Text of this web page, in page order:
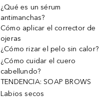
¿Qué es un sérum
antimanchas?
Cómo aplicar el corrector de
ojeras
¿Cómo rizar el pelo sin calor?
¿Cómo cuidar el cuero
cabellundo?
TENDENCIA: SOAP BROWS
Labios secos